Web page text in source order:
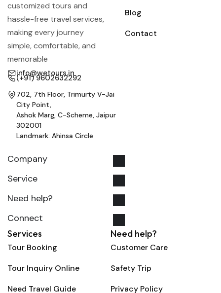
customized tours and
hassle-free travel services,
making every journey
simple, comfortable, and
memorable
info@wetours.in
(+91) 9602632292
702, 7th Floor, Trimurty V-Jai
City Point,
Ashok Marg, C-Scheme, Jaipur
302001
Landmark: Ahinsa Circle
Company
Service
Need help?
Connect
Blog
Contact
Services
Tour Booking
Tour Inquiry Online
Need Travel Guide
Need help?
Customer Care
Safety Trip
Privacy Policy